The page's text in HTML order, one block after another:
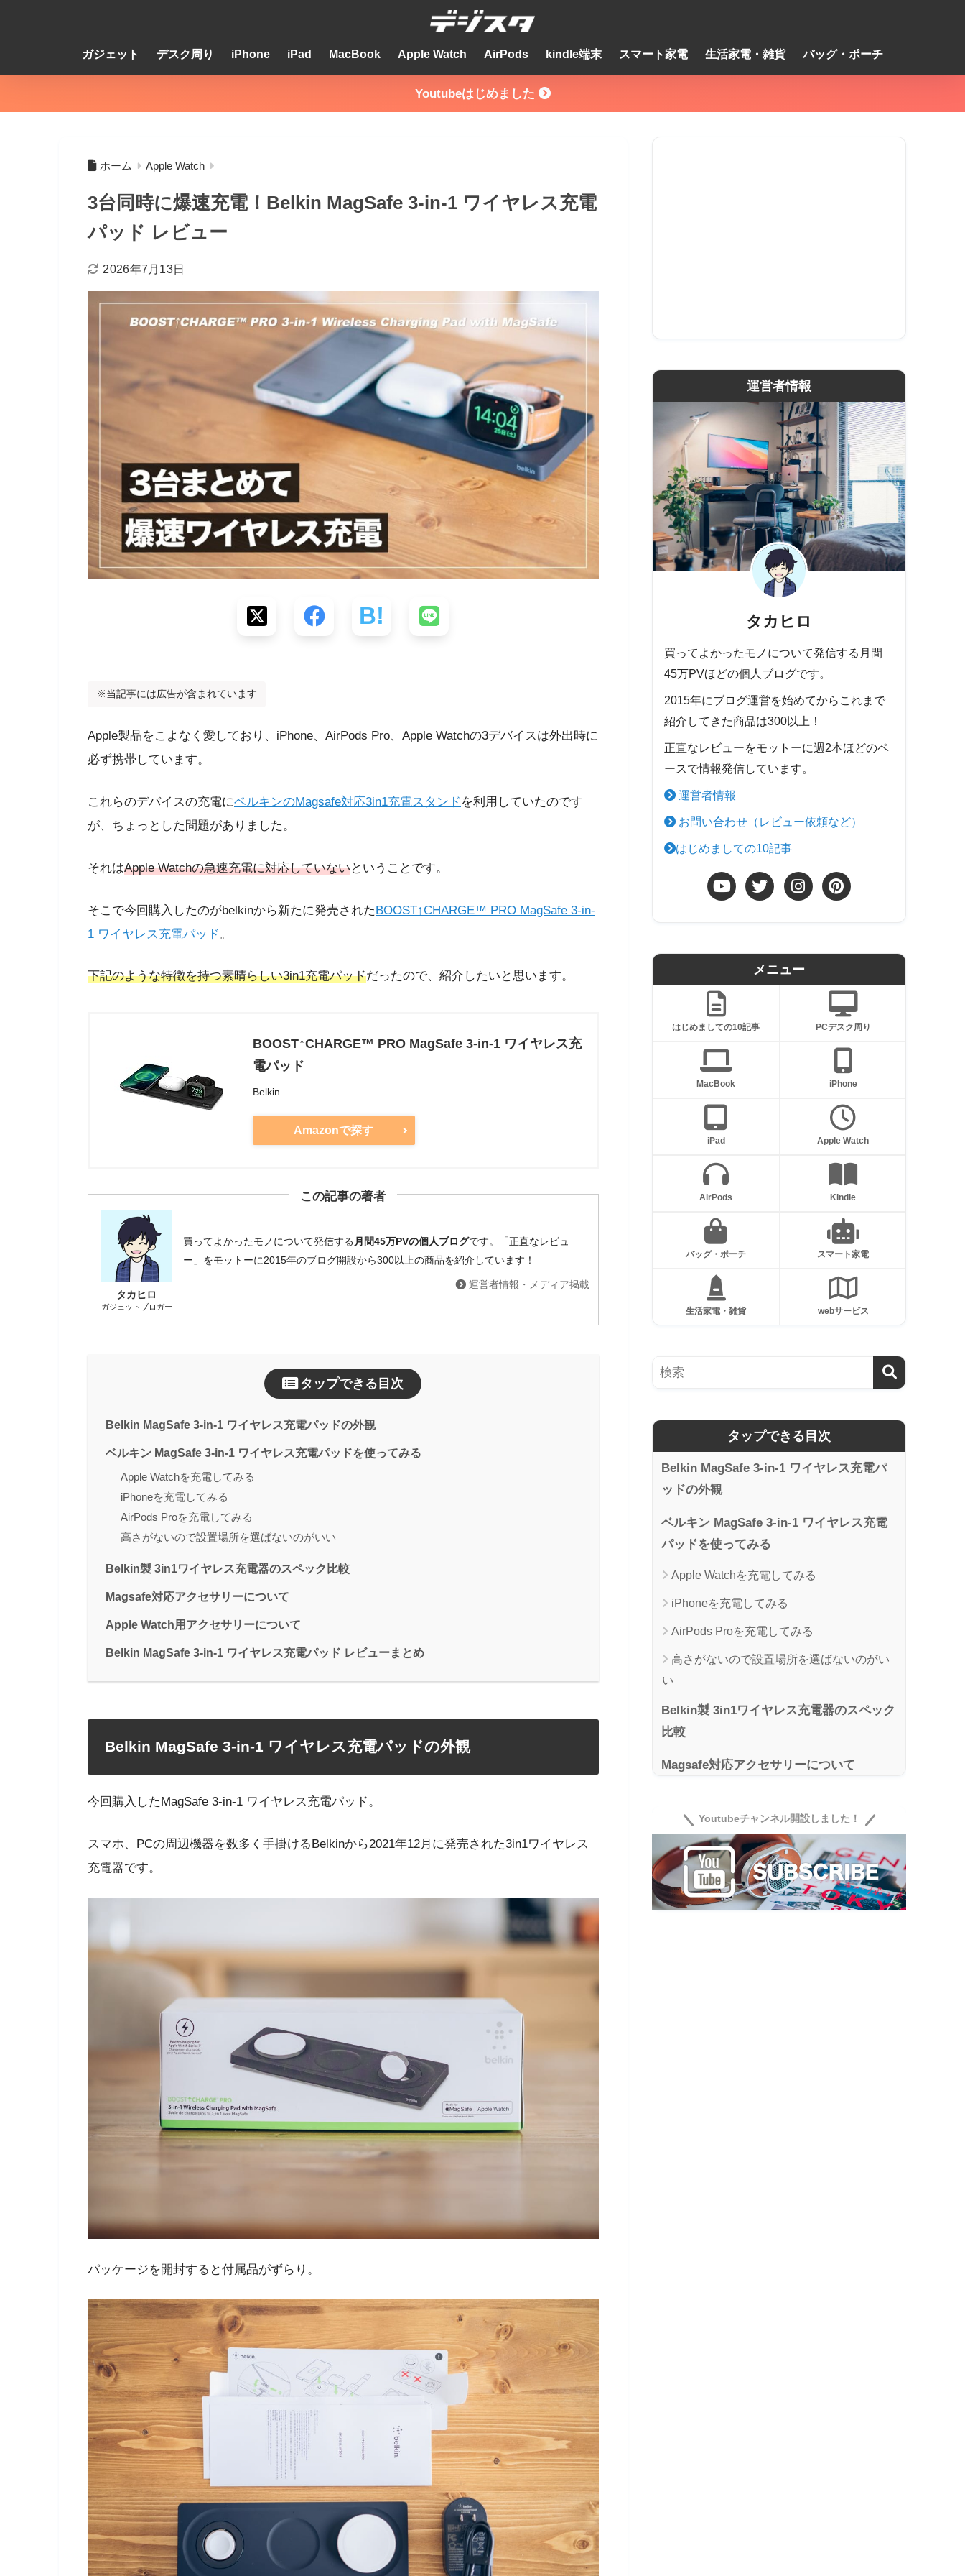
ガジェット デスク周り iPhone iPad MacBook Apple Watch AirPods kindle端末 スマート家電 生活家電・雑貨 バッグ・ポーチ
Youtubeはじめました
ホーム Apple Watch
3台同時に爆速充電！Belkin MagSafe 3-in-1 ワイヤレス充電
パッド レビュー
2026年7月13日
※当記事には広告が含まれています
Apple製品をこよなく愛しており、iPhone、AirPods Pro、Apple Watchの3デバイスは外出時に
必ず携帯しています。
これらのデバイスの充電にベルキンのMagsafe対応3in1充電スタンド を利用していたのです
が、ちょっとした問題がありました。
それはApple Watchの急速充電に対応していないということです。
そこで今回購入したのがbelkinから新たに発売されたBOOST↑CHARGE™ PRO MagSafe 3-in-
1 ワイヤレス充電パッド 。
下記のような特徴を持つ素晴らしい3in1充電パッドだったので、紹介したいと思います。
BOOST↑CHARGE™ PRO MagSafe 3-in-1 ワイヤレス充
電パッド
Belkin
Amazonで探す
この記事の著者
タカヒロ
ガジェットブロガー
買ってよかったモノについて発信する 月間45万PVの個人ブログです。「正直なレビュ
ー」をモットーに2015年のブログ開設から300以上の商品を紹介しています！
運営者情報・メディア掲載
タップできる目次
Belkin MagSafe 3-in-1 ワイヤレス充電パッドの外観
ベルキン MagSafe 3-in-1 ワイヤレス充電パッドを使ってみる
Apple Watchを充電してみる
iPhoneを充電してみる
AirPods Proを充電してみる
高さがないので設置場所を選ばないのがいい
Belkin製 3in1ワイヤレス充電器のスペック比較
Magsafe対応アクセサリーについて
Apple Watch用アクセサリーについて
Belkin MagSafe 3-in-1 ワイヤレス充電パッド レビューまとめ
Belkin MagSafe 3-in-1 ワイヤレス充電パッドの外観
今回購入したMagSafe 3-in-1 ワイヤレス充電パッド。
スマホ、PCの周辺機器を数多く手掛けるBelkinから2021年12月に発売された3in1ワイヤレス
充電器です。
パッケージを開封すると付属品がずらり。
運営者情報
タカヒロ
買ってよかったモノについて発信する月間
45万PVほどの個人ブログです。
2015年にブログ運営を始めてからこれまで
紹介してきた商品は300以上！
正直なレビューをモットーに週2本ほどのペ
ースで情報発信しています。
運営者情報
お問い合わせ（レビュー依頼など）
はじめましての10記事
メニュー
はじめましての10記事 PCデスク周り
MacBook iPhone
iPad Apple Watch
AirPods Kindle
バッグ・ポーチ スマート家電
生活家電・雑貨 webサービス
タップできる目次
Belkin MagSafe 3-in-1 ワイヤレス充電パ
ッドの外観
ベルキン MagSafe 3-in-1 ワイヤレス充電
パッドを使ってみる
Apple Watchを充電してみる
iPhoneを充電してみる
AirPods Proを充電してみる
高さがないので設置場所を選ばないのがい
い
Belkin製 3in1ワイヤレス充電器のスペック
比較
Magsafe対応アクセサリーについて
Belkin MagSafe 3-in-1 ワイヤレス充電パ
ッド レビューまとめ
Youtubeチャンネル開設しました！